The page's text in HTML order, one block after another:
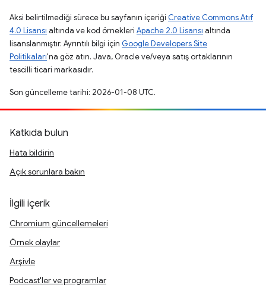
Aksi belirtilmediği sürece bu sayfanın içeriği Creative Commons Atıf
4.0 Lisansı altında ve kod örnekleri Apache 2.0 Lisansı altında
lisanslanmıştır. Ayrıntılı bilgi için Google Developers Site
Politikaları'na göz atın. Java, Oracle ve/veya satış ortaklarının
tescilli ticari markasıdır.
Son güncelleme tarihi: 2026-01-08 UTC.
Katkıda bulun
Hata bildirin
Açık sorunlara bakın
İlgili içerik
Chromium güncellemeleri
Örnek olaylar
Arşivle
Podcast'ler ve programlar